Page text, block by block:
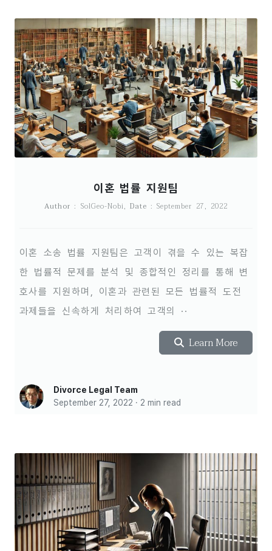
이혼 법률 지원팀
Author : SolGeo-Nobi, Date : September 27, 2022
이혼 소송 법률 지원팀은 고객이 겪을 수 있는 복잡
한 법률적 문제를 분석 및 종합적인 정리를 통해 변
호사를 지원하며, 이혼과 관련된 모든 법률적 도전
과제들을 신속하게 처리하여 고객의 ··
Learn More
Divorce Legal Team
September 27, 2022 · 2 min read